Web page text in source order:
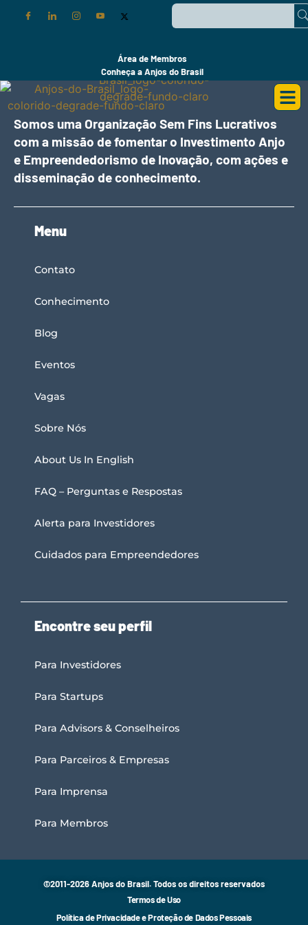
Área de Membros
Conheça a Anjos do Brasil
Somos uma Organização Sem Fins Lucrativos
com a missão de fomentar o Investimento Anjo
e Empreendedorismo de Inovação, com ações e
disseminação de conhecimento.
Menu
Contato
Conhecimento
Blog
Eventos
Vagas
Sobre Nós
About Us In English
FAQ – Perguntas e Respostas
Alerta para Investidores
Cuidados para Empreendedores
Encontre seu perfil
Para Investidores
Para Startups
Para Advisors & Conselheiros
Para Parceiros & Empresas
Para Imprensa
Para Membros
©2011-2026 Anjos do Brasil. Todos os direitos reservados
Termos de Uso
Política de Privacidade e Proteção de Dados Pessoais